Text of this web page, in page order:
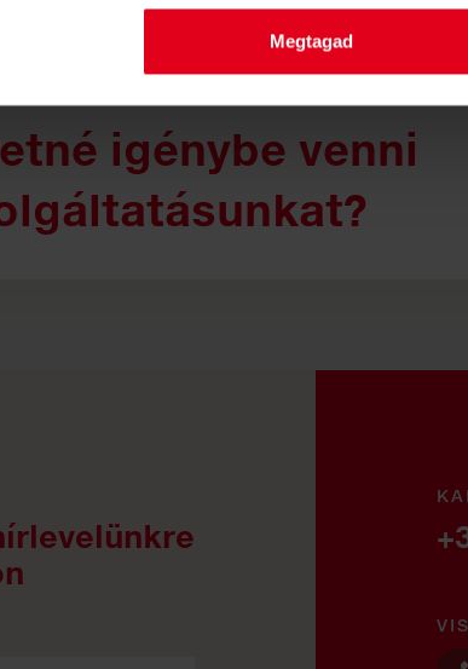
Megtagad
igénybe venni